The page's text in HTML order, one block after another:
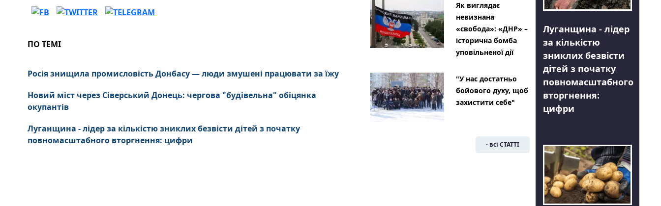
ПО ТЕМІ
Росія знищила промисловість Донбасу — люди змушені працювати за їжу
Новий міст через Сіверський Донець: чергова "будівельна" обіцянка
окупантів
Луганщина - лідер за кількістю зниклих безвісти дітей з початку
повномасштабного вторгнення: цифри
Як виглядає
невизнана
«свобода»: «ДНР» –
історична бомба
уповільненої дії
"У нас достатньо
бойового духу, щоб
захистити себе"
- всі СТАТТІ
Луганщина - лідер
за кількістю
зниклих безвісти
дітей з початку
повномасштабного
вторгнення:
цифри